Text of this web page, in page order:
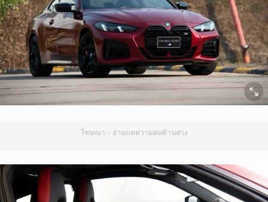
โฆษณา - อ่านบทความต่อด้านล่าง